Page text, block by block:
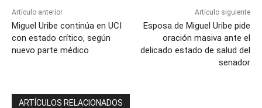
Artículo anterior
Miguel Uribe continúa en UCI
con estado crítico, según
nuevo parte médico
Artículo siguiente
Esposa de Miguel Uribe pide
oración masiva ante el
delicado estado de salud del
senador
ARTÍCULOS RELACIONADOS